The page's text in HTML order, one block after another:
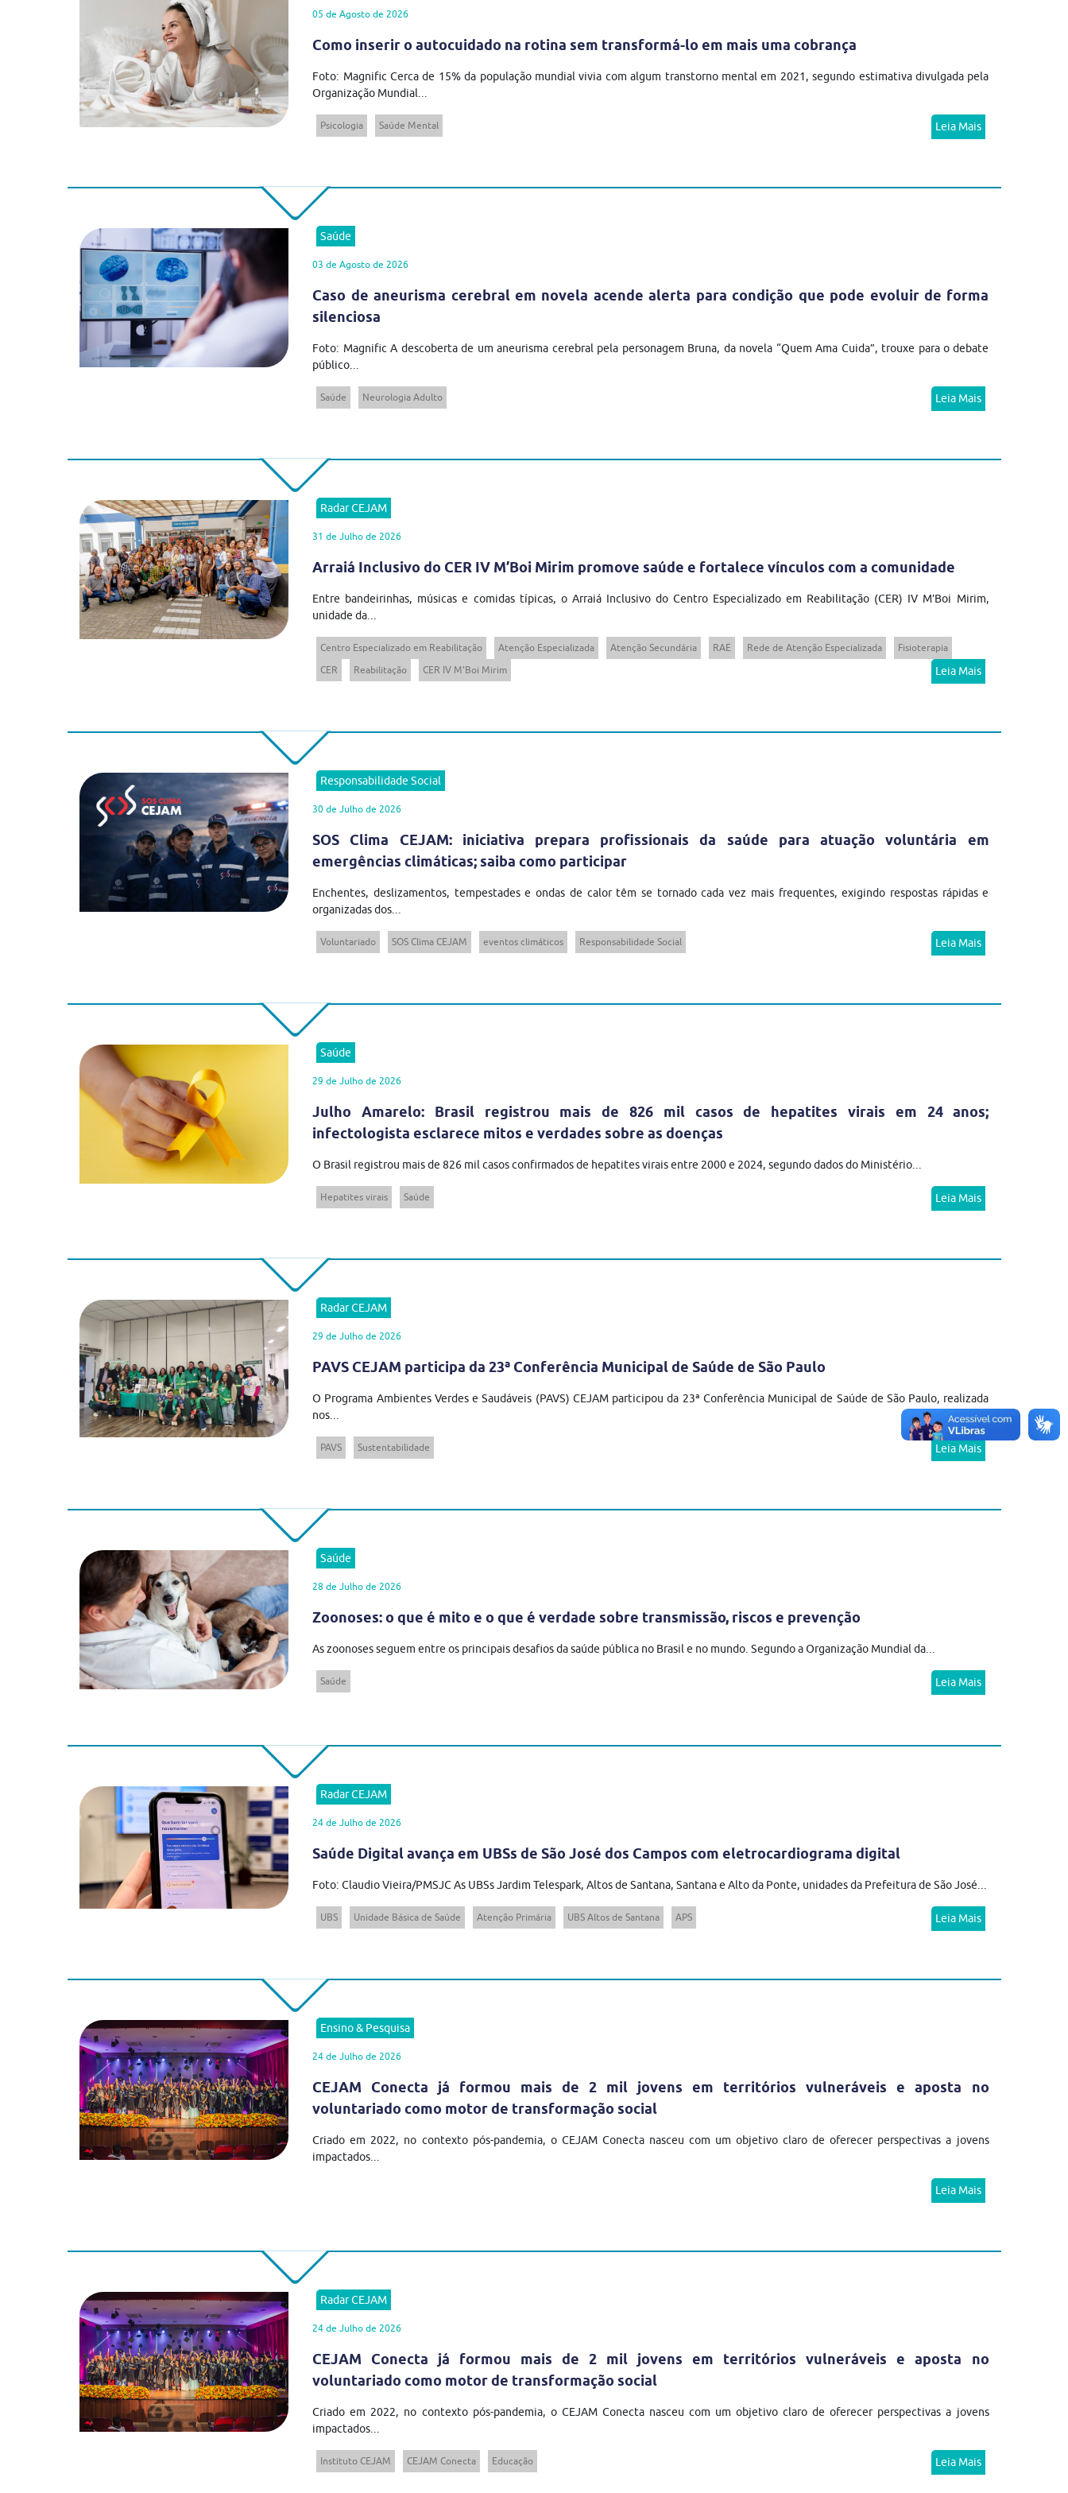
05 de Agosto de 2026
Como inserir o autocuidado na rotina sem transformá-lo em mais uma cobrança
Foto: Magnific Cerca de 15% da população mundial vivia com algum transtorno mental em 2021, segundo estimativa divulgada pela
Organização Mundial...
Psicologia Saúde Mental Leia Mais
Saúde
03 de Agosto de 2026
Caso de aneurisma cerebral em novela acende alerta para condição que pode evoluir de forma
silenciosa
Foto: Magnific A descoberta de um aneurisma cerebral pela personagem Bruna, da novela “Quem Ama Cuida”, trouxe para o debate
público...
Saúde Neurologia Adulto Leia Mais
Radar CEJAM
31 de Julho de 2026
Arraiá Inclusivo do CER IV M’Boi Mirim promove saúde e fortalece vínculos com a comunidade
Entre bandeirinhas, músicas e comidas típicas, o Arraiá Inclusivo do Centro Especializado em Reabilitação (CER) IV M’Boi Mirim,
unidade da...
Centro Especializado em Reabilitação Atenção Especializada Atenção Secundária RAE Rede de Atenção Especializada
Fisioterapia
CER
Reabilitação CER IV M'Boi Mirim Leia Mais
Responsabilidade Social
30 de Julho de 2026
SOS Clima CEJAM: iniciativa prepara profissionais da saúde para atuação voluntária em
emergências climáticas; saiba como participar
Enchentes, deslizamentos, tempestades e ondas de calor têm se tornado cada vez mais frequentes, exigindo respostas rápidas e
organizadas dos...
Voluntariado SOS Clima CEJAM eventos climáticos Responsabilidade Social Leia Mais
Saúde
29 de Julho de 2026
Julho Amarelo: Brasil registrou mais de 826 mil casos de hepatites virais em 24 anos;
infectologista esclarece mitos e verdades sobre as doenças
O Brasil registrou mais de 826 mil casos confirmados de hepatites virais entre 2000 e 2024, segundo dados do Ministério...
Hepatites virais Saúde Leia Mais
Radar CEJAM
29 de Julho de 2026
PAVS CEJAM participa da 23ª Conferência Municipal de Saúde de São Paulo
O Programa Ambientes Verdes e Saudáveis (PAVS) CEJAM participou da 23ª Conferência Municipal de Saúde de São Paulo, realizada
nos...
PAVS Sustentabilidade Leia Mais
Saúde
28 de Julho de 2026
Zoonoses: o que é mito e o que é verdade sobre transmissão, riscos e prevenção
As zoonoses seguem entre os principais desafios da saúde pública no Brasil e no mundo. Segundo a Organização Mundial da...
Saúde Leia Mais
Radar CEJAM
24 de Julho de 2026
Saúde Digital avança em UBSs de São José dos Campos com eletrocardiograma digital
Foto: Claudio Vieira/PMSJC As UBSs Jardim Telespark, Altos de Santana, Santana e Alto da Ponte, unidades da Prefeitura de São José...
UBS Unidade Básica de Saúde Atenção Primária UBS Altos de Santana APS Leia Mais
Ensino & Pesquisa
24 de Julho de 2026
CEJAM Conecta já formou mais de 2 mil jovens em territórios vulneráveis e aposta no
voluntariado como motor de transformação social
Criado em 2022, no contexto pós-pandemia, o CEJAM Conecta nasceu com um objetivo claro de oferecer perspectivas a jovens
impactados...
Leia Mais
Radar CEJAM
24 de Julho de 2026
CEJAM Conecta já formou mais de 2 mil jovens em territórios vulneráveis e aposta no
voluntariado como motor de transformação social
Criado em 2022, no contexto pós-pandemia, o CEJAM Conecta nasceu com um objetivo claro de oferecer perspectivas a jovens
impactados...
Instituto CEJAM CEJAM Conecta Educação Leia Mais